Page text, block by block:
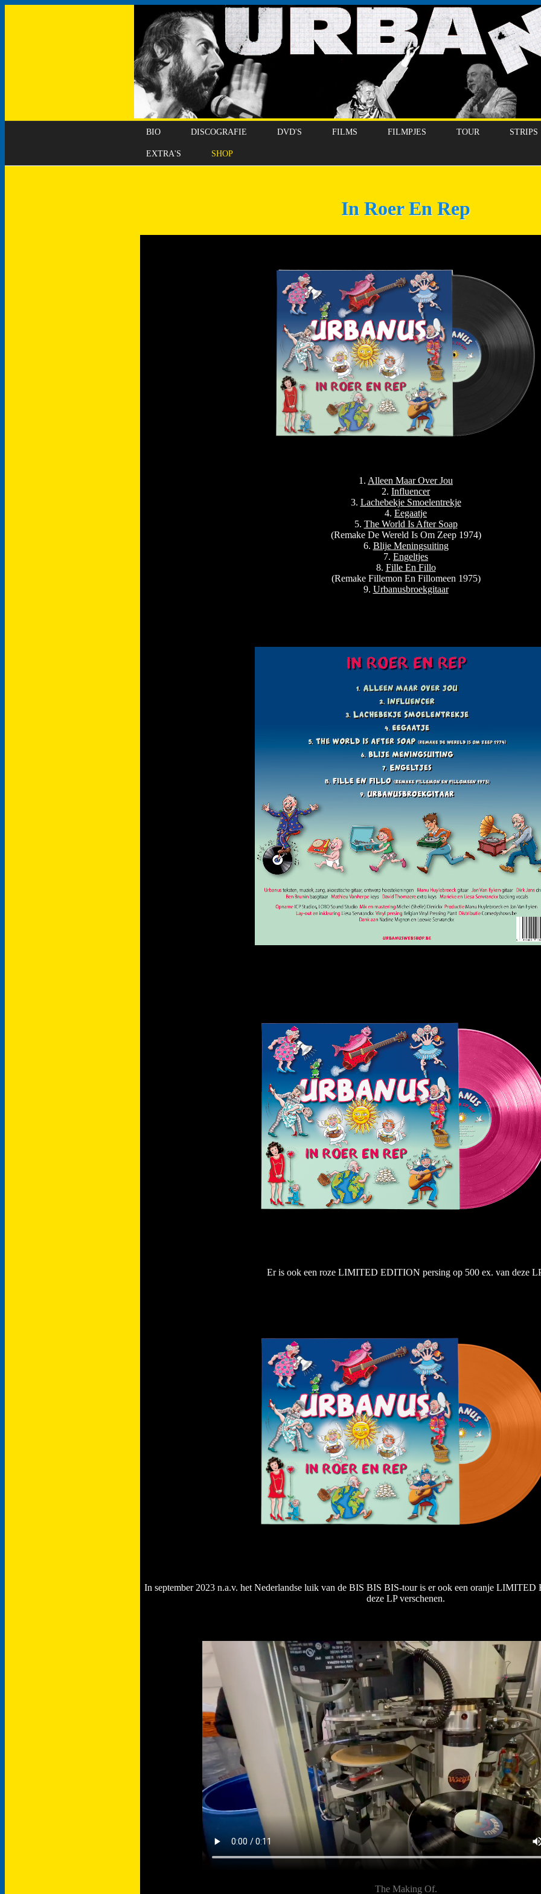
BIO DISCOGRAFIE DVD'S FILMS FILMPJES TOUR STRIPS
EXTRA'S SHOP
In Roer En Rep
1. Alleen Maar Over Jou
2. Influencer
3. Lachebekje Smoelentrekje
4. Eegaatje
5. The World Is After Soap
(Remake De Wereld Is Om Zeep 1974)
6. Blije Meningsuiting
7. Engeltjes
8. Fille En Fillo
(Remake Fillemon En Fillomeen 1975)
9. Urbanusbroekgitaar
Er is ook een roze LIMITED EDITION persing op 500 ex. van deze
In september 2023 n.a.v. het Nederlandse luik van de BIS BIS BIS-tour is er ook een oranje
deze LP verschenen.
The Making Of.